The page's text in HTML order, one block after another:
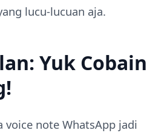
lucu-lucuan aja.
Yuk Cobain
voice note WhatsApp jadi